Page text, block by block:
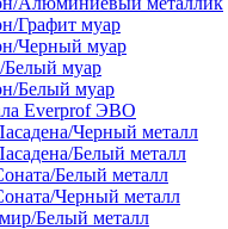
Графит муар
Черный муар
Белый муар
Белый муар
Everprof ЭВО
Черный металл
Белый металл
Белый металл
Черный металл
Белый металл